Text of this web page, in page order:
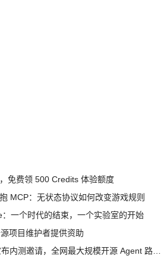
免费领 500 Credits 体验额度
MCP：无状态协议如何改变游戏规则
一个时代的结束，一个实验室的开始
项目维护者提供资助